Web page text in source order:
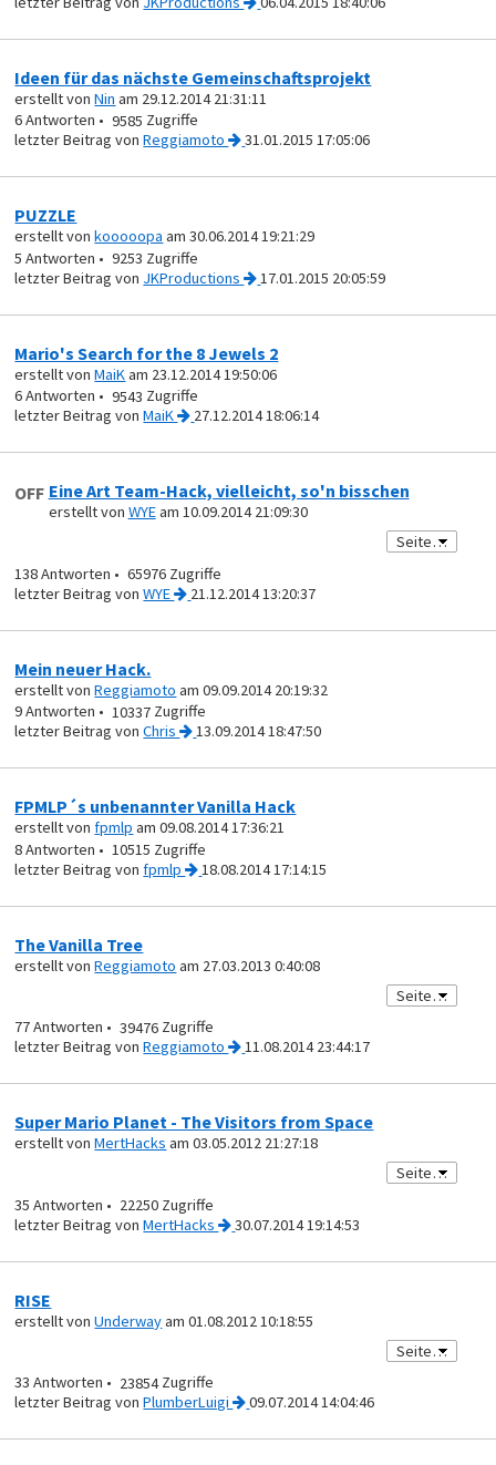
Ideen für das nächste Gemeinschaftsprojekt
erstellt vonNin am 29.12.2014 21:31:11
6
9585
vonReggiamoto 31.01.2015 17:05:06
PUZZLE
erstellt vonkooooopa am 30.06.2014 19:21:29
5
9253
von JKProductions 17.01.2015 20:05:59
Mario's Search for the 8 Jewels 2
erstellt vonMaiK am 23.12.2014 19:50:06
6
9543
vonMaiK 27.12.2014 18:06:14
OFF Eine Art Team-Hack, vielleicht, so'n bisschen
erstellt von WYEam 10.09.2014 21:09:30
138
65976
vonWYE 21.12.2014 13:20:37
Mein neuer Hack.
erstellt vonReggiamoto am 09.09.2014 20:19:32
9
10337
vonChris 13.09.2014 18:47:50
FPMLP´s unbenannter Vanilla Hack
erstellt vonfpmlp am 09.08.2014 17:36:21
8
10515
vonfpmlp 18.08.2014 17:14:15
The Vanilla Tree
erstellt vonReggiamoto am 27.03.2013 0:40:08
77
39476
vonReggiamoto 11.08.2014 23:44:17
Super Mario Planet - The Visitors from Space
erstellt vonMertHacks am 03.05.2012 21:27:18
35
22250
vonMertHacks 30.07.2014 19:14:53
RISE
erstellt vonUnderwayam 01.08.2012 10:18:55
33
23854
vonPlumberLuigi 09.07.2014 14:04:46